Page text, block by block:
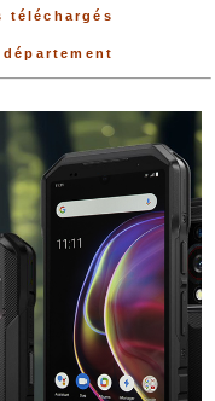
téléchargés